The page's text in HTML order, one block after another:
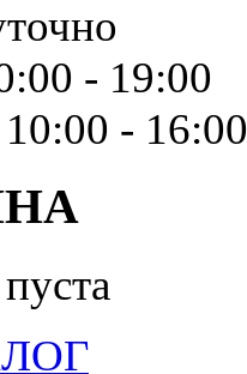
- 19:00
- 16:00